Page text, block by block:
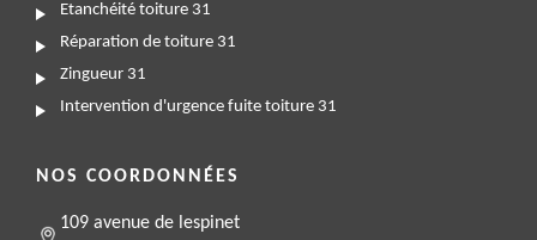
Etanchéité toiture 31
Réparation de toiture 31
Zingueur 31
Intervention d'urgence fuite toiture 31
NOS COORDONNÉES
109 avenue de lespinet